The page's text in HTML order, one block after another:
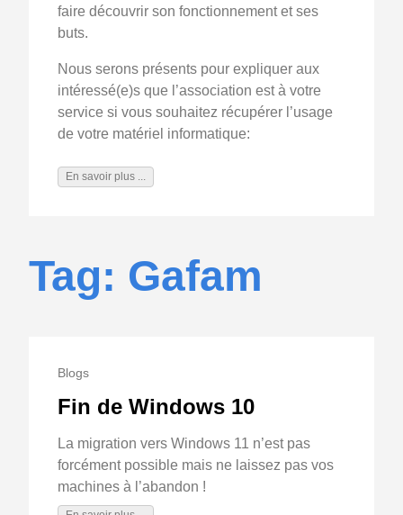
faire découvrir son fonctionnement et ses
buts.
Nous serons présents pour expliquer aux
intéressé(e)s que l’association est à votre
service si vous souhaitez récupérer l’usage
de votre matériel informatique:
En savoir plus ...
Tag: Gafam
Blogs
Fin de Windows 10
La migration vers Windows 11 n’est pas
forcément possible mais ne laissez pas vos
machines à l’abandon !